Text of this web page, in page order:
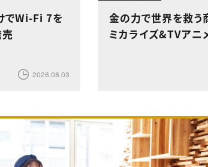
でWi-Fi 7を
2026.08.03
金の力で世界を救う
ミカライズ&TVアニ